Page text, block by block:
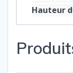
Hauteur